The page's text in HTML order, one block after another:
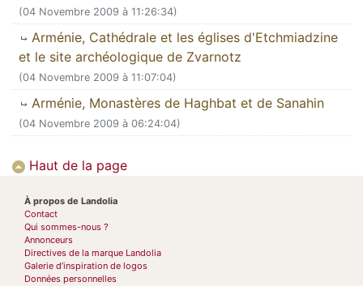
(04 Novembre 2009 à 11:26:34)
Arménie, Cathédrale et les églises d'Etchmiadzine
et le site archéologique de Zvarnotz
(04 Novembre 2009 à 11:07:04)
Arménie, Monastères de Haghbat et de Sanahin
(04 Novembre 2009 à 06:24:04)
Haut de la page
À propos de Landolia
Contact
Qui sommes-nous ?
Annonceurs
Directives de la marque Landolia
Galerie d’inspiration de logos
Données personnelles